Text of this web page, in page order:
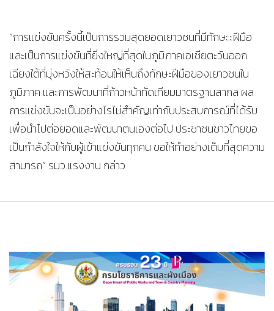
“การแข่งขันครั้งนี้เป็นการรวมสุดยอดเยาวชนที่มีทักษะะฝีมือ
และเป็นการแข่งขันที่ยิ่งใหญ่ที่สุดในภูมิภาคเอเชียตะวันออก
เฉียงใต้ที่มุ่งหวังให้สะท้อนให้เห็นถึงทักษะฝีมือของเยาวชนใน
ภูมิภาค และการพัฒนาที่ก้าวหน้าทัดเทียมมาตรฐานสากล ผล
การแข่งขันจะเป็นอย่างไรไม่สำคัญเท่ากับประสบการณ์ที่ได้รับ
เพื่อนำไปต่อยอดและพัฒนาตนเองต่อไป ประชาชนชาวไทยขอ
เป็นกำลังใจให้กับผู้เข้าแข่งขันทุกคน ขอให้ทำอย่างเต็มที่สุดความ
สามารถ” รมว.แรงงาน กล่าว